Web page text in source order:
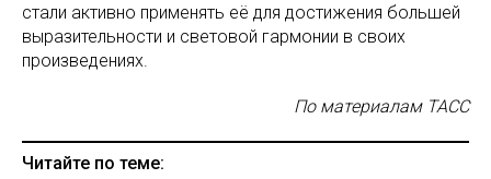
стали активно применять её для достижения большей
выразительности и световой гармонии в своих
произведениях.
По материалам ТАСС
Читайте по теме: